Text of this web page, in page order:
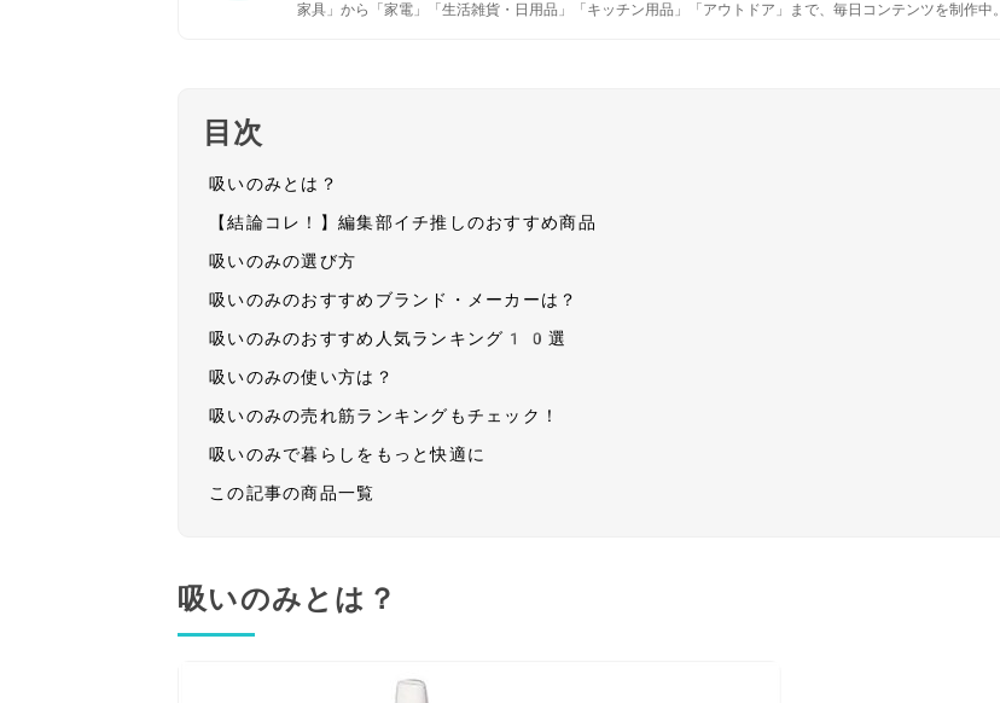
家具」から「家電」「生活雑貨・日用品」「キッチン用品」「アウトドア」まで、毎日コンテンツを制作中。
目次
吸いのみとは？
【結論コレ！】編集部イチ推しのおすすめ商品
吸いのみの選び方
吸いのみのおすすめブランド・メーカーは？
吸いのみのおすすめ人気ランキング10選
吸いのみの使い方は？
吸いのみの売れ筋ランキングもチェック！
吸いのみで暮らしをもっと快適に
この記事の商品一覧
吸いのみとは？